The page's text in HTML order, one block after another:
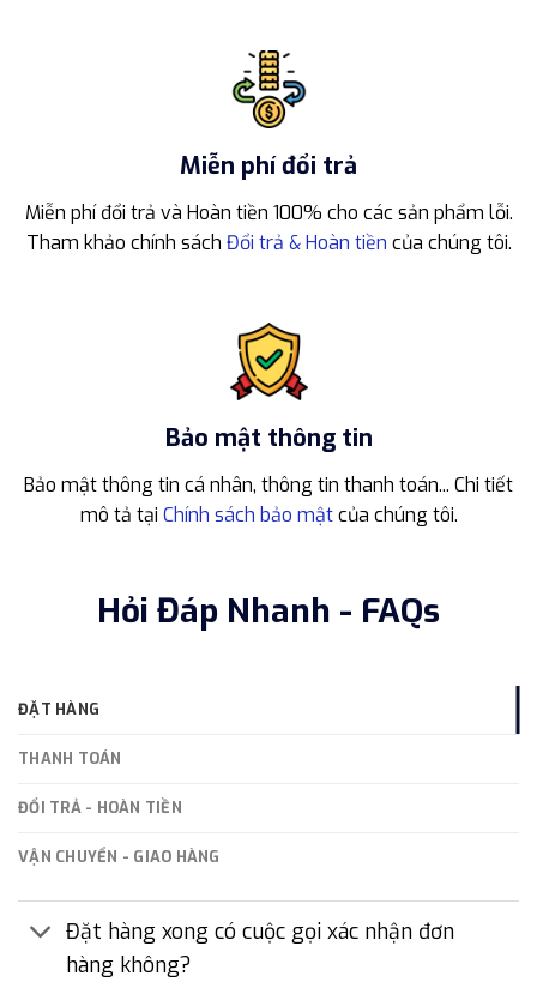
Miễn phí đổi trả
Miễn phí đổi trả và Hoàn tiền 100% cho các sản phẩm lỗi.
Tham khảo chính sách Đổi trả & Hoàn tiền của chúng tôi.
Bảo mật thông tin
Bảo mật thông tin cá nhân, thông tin thanh toán... Chi tiết
mô tả tại Chính sách bảo mậtcủa chúng tôi.
Hỏi Đáp Nhanh - FAQs
ĐẶT HÀNG
THANH TOÁN
ĐỔI TRẢ - HOÀN TIỀN
VẬN CHUYỂN - GIAO HÀNG
Đặt hàng xong có cuộc gọi xác nhận đơn
hàng không?